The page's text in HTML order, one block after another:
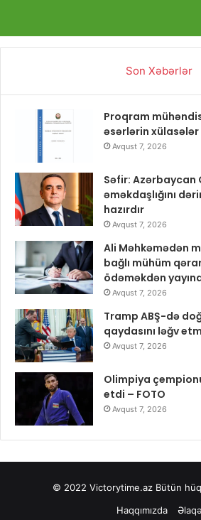
Son Xəbərlər
Proqram
əsərlərin
Avqust 7, 2026
Səfir:
əməkdaşlığını
hazırdır
Avqust 7, 2026
Ali Məhkəmədən
bağlı mühüm
ödəməkdən
Avqust 7, 2026
Tramp ABŞ-də
qaydasını ləğv
Avqust 7, 2026
Olimpiya
etdi – FOTO
Avqust 7, 2026
© 2022 Victorytime.azBütün
Haqqımızda
Əlaqə